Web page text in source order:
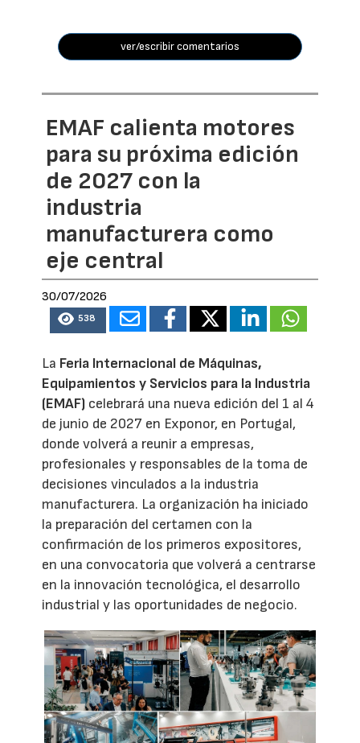
ver/escribir comentarios
EMAF calienta motores
para su próxima edición
de 2027 con la
industria
manufacturera como
eje central
30/07/2026
538
La Feria Internacional de Máquinas,
Equipamientos y Servicios para la Industria
(EMAF) celebrará una nueva edición del 1 al 4
de junio de 2027 en Exponor, en Portugal,
donde volverá a reunir a empresas,
profesionales y responsables de la toma de
decisiones vinculados a la industria
manufacturera. La organización ha iniciado
la preparación del certamen con la
confirmación de los primeros expositores,
en una convocatoria que volverá a centrarse
en la innovación tecnológica, el desarrollo
industrial y las oportunidades de negocio.